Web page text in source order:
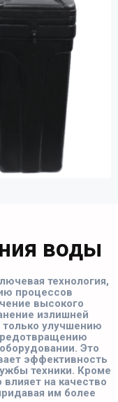
воды
технология,
процессов
высокого
излишней
улучшению
Это
эффективность
техники. Кроме
влияет на качество
им более